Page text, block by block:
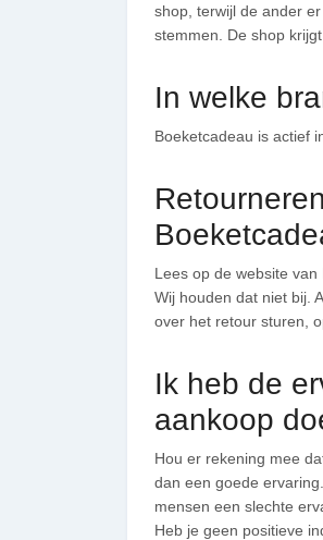
shop, terwijl de ander
stemmen. De shop
In welke
Boeketcadeau is actief
Lees op de website
Wij houden dat niet bij.
over het retour sturen,
Ik heb de
aankoop
Hou er rekening mee
dan een goede
mensen een slechte
Heb je geen positieve